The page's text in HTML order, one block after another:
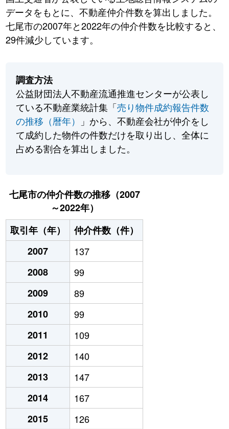
データをもとに、不動産仲介件数を算出しました。
七尾市の2007年と2022年の仲介件数を比較すると、
29件減少しています。
調査方法
公益財団法人不動産流通推進センターが公表し
ている不動産業統計集「売り物件成約報告件数
の推移（暦年）
」から、不動産会社が仲介をし
て成約した物件の件数だけを取り出し、全体に
占める割合を算出しました。
七尾市の仲介件数の推移（2007
～2022年）
取引年（年）
仲介件数（件）
2007
137
2008
99
2009
89
2010
99
2011
109
2012
140
2013
147
2014
167
2015
126